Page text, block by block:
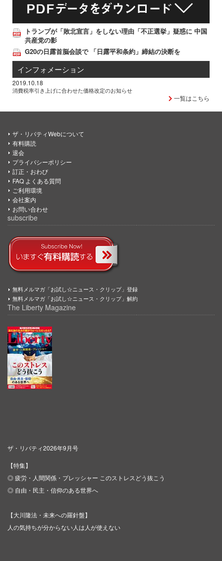
トランプが「敗北宣言」をしない理由「不正選挙」疑惑に 中国
共産党の影
G20の日露首脳会談で 「日露平和条約」締結の決断を
インフォメーション
2019.10.18
消費税率引き上げに合わせた価格改定のお知らせ
一覧はこちら
ザ・リバティWebについて
有料購読
退会
プライバシーポリシー
訂正・おわび
FAQ よくある質問
ご利用環境
会社案内
お問い合わせ
subscribe
無料メルマガ「お試し☆ニュース・クリップ」登録
無料メルマガ「お試し☆ニュース・クリップ」解約
The Liberty Magazine
ザ・リバティ2026年9月号
【特集】
◎ 疲労・人間関係・プレッシャー このストレスどう抜こう
◎ 自由・民主・信仰のある世界へ
【大川隆法・未来への羅針盤】
人の気持ちが分からない人は人が使えない